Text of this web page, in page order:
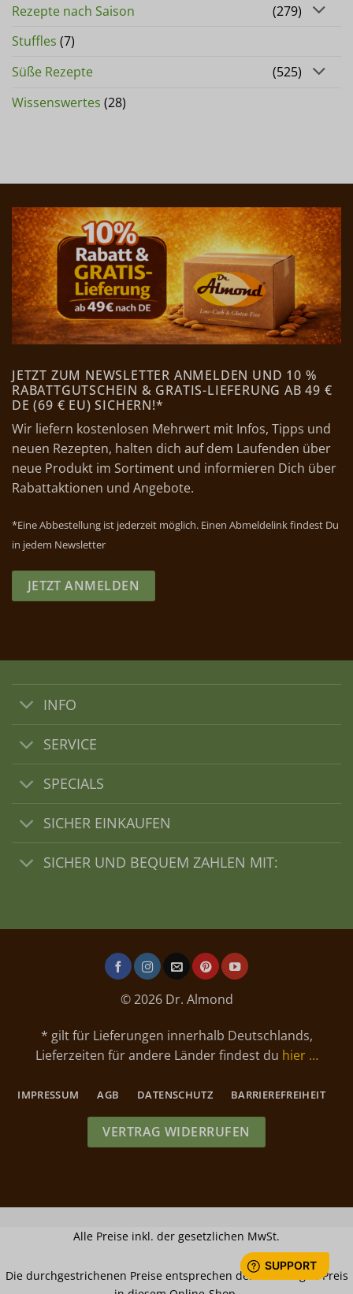
Rezepte nach Saison
(279)
Stuffles (7)
Süße Rezepte
(525)
Wissenswertes (28)
JETZT ZUM NEWSLETTER ANMELDEN UND 10 %
RABATTGUTSCHEIN & GRATIS-LIEFERUNG AB 49 €
DE (69 € EU) SICHERN!*
Wir liefern kostenlosen Mehrwert mit Infos, Tipps und
neuen Rezepten, halten dich auf dem Laufenden über
neue Produkt im Sortiment und informieren Dich über
Rabattaktionen und Angebote.
*Eine Abbestellung ist jederzeit möglich. Einen Abmeldelink findest Du
in jedem Newsletter
JETZT ANMELDEN
INFO
SERVICE
SPECIALS
SICHER EINKAUFEN
SICHER UND BEQUEM ZAHLEN MIT:
© 2026 Dr. Almond
* gilt für Lieferungen innerhalb Deutschlands,
Lieferzeiten für andere Länder findest du hier …
IMPRESSUM AGB DATENSCHUTZ BARRIEREFREIHEIT
VERTRAG WIDERRUFEN
Alle Preise inkl. der gesetzlichen MwSt.
Die durchgestrichenen Preise entsprechen dem bisherigen Preis